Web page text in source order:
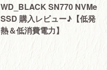
WD_BLACK SN770 NVMe
SSD 購入レビュー♪【低発
熱＆低消費電力】